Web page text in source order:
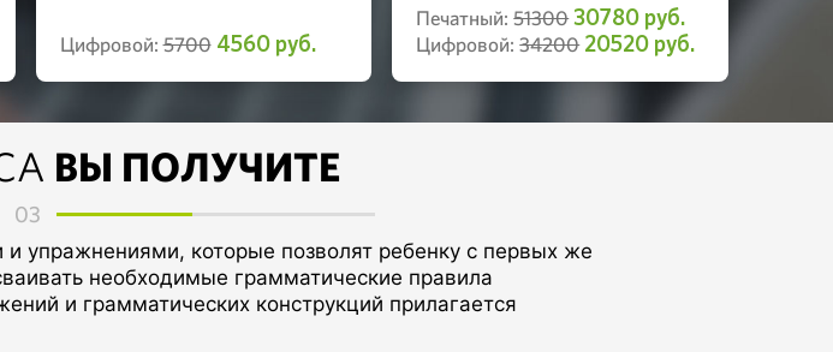
Цифровой:5700 4560 руб.
Печатный:5130030780 руб.
Цифровой:34200 20520 руб.
ВЫ ПОЛУЧИТЕ
03
упражнениями, которые позволят ребенку с первых же
необходимые грамматические правила
и грамматических конструкций прилагается